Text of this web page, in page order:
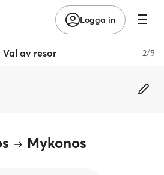
Logga in
Val av resor 2/5
Mykonos